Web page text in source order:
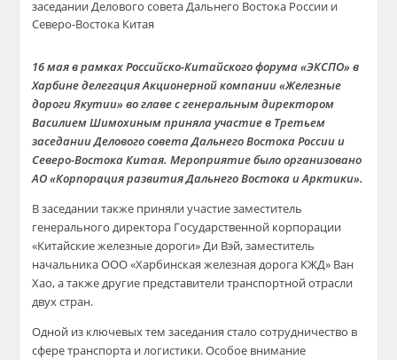
16 мая в рамках Российско-Китайского форума «ЭКСПО» в
Харбине делегация Акционерной компании «Железные
дороги Якутии» во главе с генеральным директором
Василием Шимохиным приняла участие в Третьем
заседании Делового совета Дальнего Востока России и
Северо-Востока Китая. Мероприятие было организовано
АО «Корпорация развития Дальнего Востока и Арктики».
В заседании также приняли участие заместитель
генерального директора Государственной корпорации
«Китайские железные дороги» Ди Вэй, заместитель
начальника ООО «Харбинская железная дорога КЖД» Ван
Хао, а также другие представители транспортной отрасли
двух стран.
Одной из ключевых тем заседания стало сотрудничество в
сфере транспорта и логистики. Особое внимание